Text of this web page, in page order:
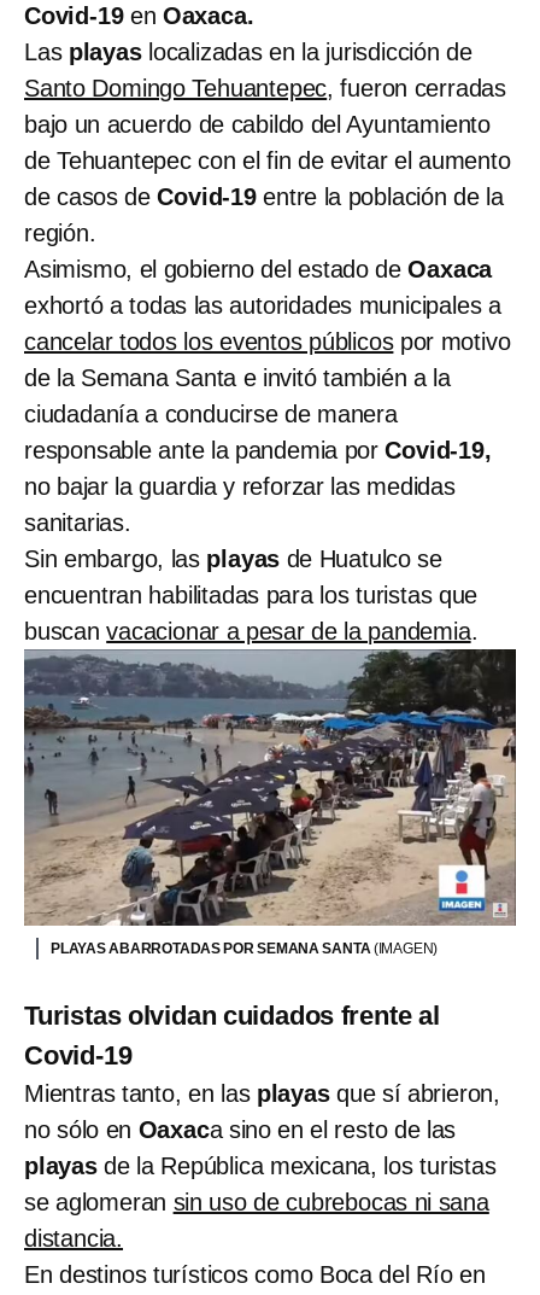
Covid-19en Oaxaca.
Lasplayaslocalizadas en la jurisdicción de
Santo Domingo Tehuantepec, fueron cerradas
bajo un acuerdo de cabildo del Ayuntamiento
de Tehuantepec con el fin de evitar el aumento
de casos deCovid-19entre la población de la
región.
Asimismo, el gobierno del estado de Oaxaca
exhortó a todas las autoridades municipales a
cancelar todos los eventos públicospor motivo
de la Semana Santa e invitó también a la
ciudadanía a conducirse de manera
responsable ante la pandemia por Covid-19,
no bajar la guardia y reforzar las medidas
sanitarias.
Sin embargo, las playas de Huatulco se
encuentran habilitadas para los turistas que
buscanvacacionar a pesar de la pandemia.
PLAYAS ABARROTADAS POR SEMANA SANTA(IMAGEN)
Turistas olvidan cuidados frente al
Covid-19
Mientras tanto, en lasplayasque sí abrieron,
no sólo en Oaxaca sino en el resto de las
playasde la República mexicana, los turistas
se aglomeran sin uso de cubrebocas ni sana
distancia.
En destinos turísticos como Boca del Río en